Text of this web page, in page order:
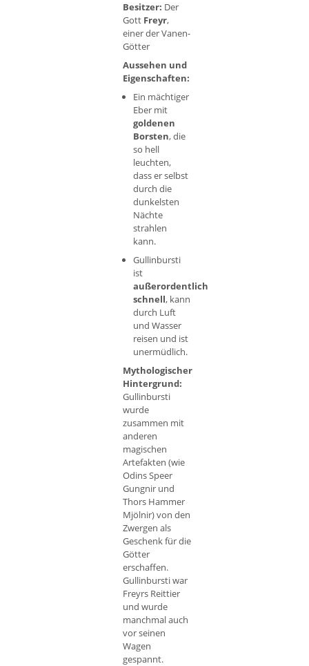
Besitzer: Der
Gott Freyr,
einer der Vanen-
Götter
Aussehen und
Eigenschaften:
Ein mächtiger
Eber mit
goldenen
Borsten, die
so hell
leuchten,
dass er selbst
durch die
dunkelsten
Nächte
strahlen
kann.
Gullinbursti
ist
außerordentlich
schnell, kann
durch Luft
und Wasser
reisen und ist
unermüdlich.
Mythologischer
Hintergrund:
Gullinbursti
wurde
zusammen mit
anderen
magischen
Artefakten (wie
Odins Speer
Gungnir und
Thors Hammer
Mjölnir) von den
Zwergen als
Geschenk für die
Götter
erschaffen.
Gullinbursti war
Freyrs Reittier
und wurde
manchmal auch
vor seinen
Wagen
gespannt.